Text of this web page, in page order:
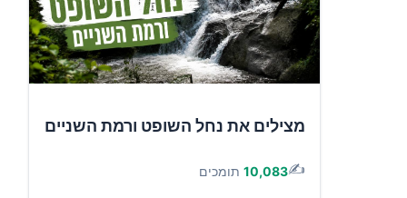
מצילים את נחל השופט ורמת השניים
✍️
10,083 תומכים